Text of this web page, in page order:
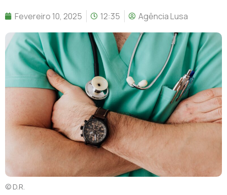
Fevereiro 10, 2025 12:35 Agência Lusa
© D.R.